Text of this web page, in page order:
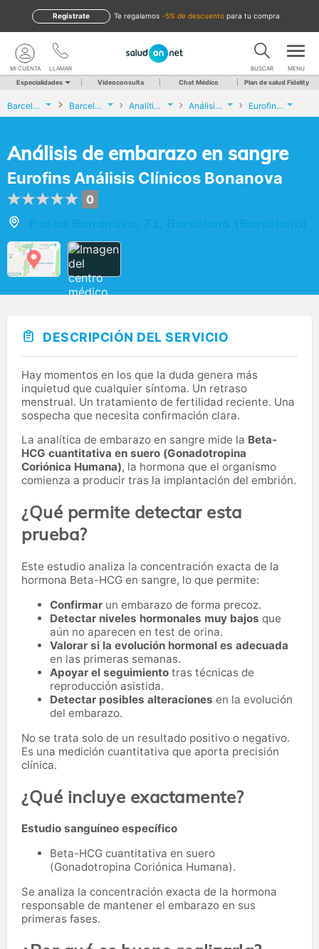
te regalamos -5% de descuento para tu compra
Regístrate
LLAMAR
MI CUENTA BUSCAR MENU
Especialidades Videoconsulta Chat Médico Plan de salud Fidelity
Barcelona Barcelona Analíticas y Genética Análisis de embarazo en sangre Eurofins Análisis Clínicos Bonanova
Análisis de embarazo en sangre
Eurofins Análisis Clínicos Bonanova
0
Paseo Bonanova, 71, Barcelona (Barcelona)
DESCRIPCIÓN DEL SERVICIO
Hay momentos en los que la duda genera más
inquietud que cualquier síntoma. Un retraso
menstrual. Un tratamiento de fertilidad reciente. Una
sospecha que necesita confirmación clara.
La analítica de embarazo en sangre mide la Beta-
HCG cuantitativa en suero (Gonadotropina
Coriónica Humana), la hormona que el organismo
comienza a producir tras la implantación del embrión.
¿Qué permite detectar esta
prueba?
Este estudio analiza la concentración exacta de la
hormona Beta-HCG en sangre, lo que permite:
Confirmar un embarazo de forma precoz.
Detectar niveles hormonales muy bajos que
aún no aparecen en test de orina.
Valorar si la evolución hormonal es adecuada
en las primeras semanas.
Apoyar el seguimiento tras técnicas de
reproducción asistida.
Detectar posibles alteraciones en la evolución
del embarazo.
No se trata solo de un resultado positivo o negativo.
Es una medición cuantitativa que aporta precisión
clínica.
¿Qué incluye exactamente?
Estudio sanguíneo específico
Beta-HCG cuantitativa en suero
(Gonadotropina Coriónica Humana).
Se analiza la concentración exacta de la hormona
responsable de mantener el embarazo en sus
primeras fases.